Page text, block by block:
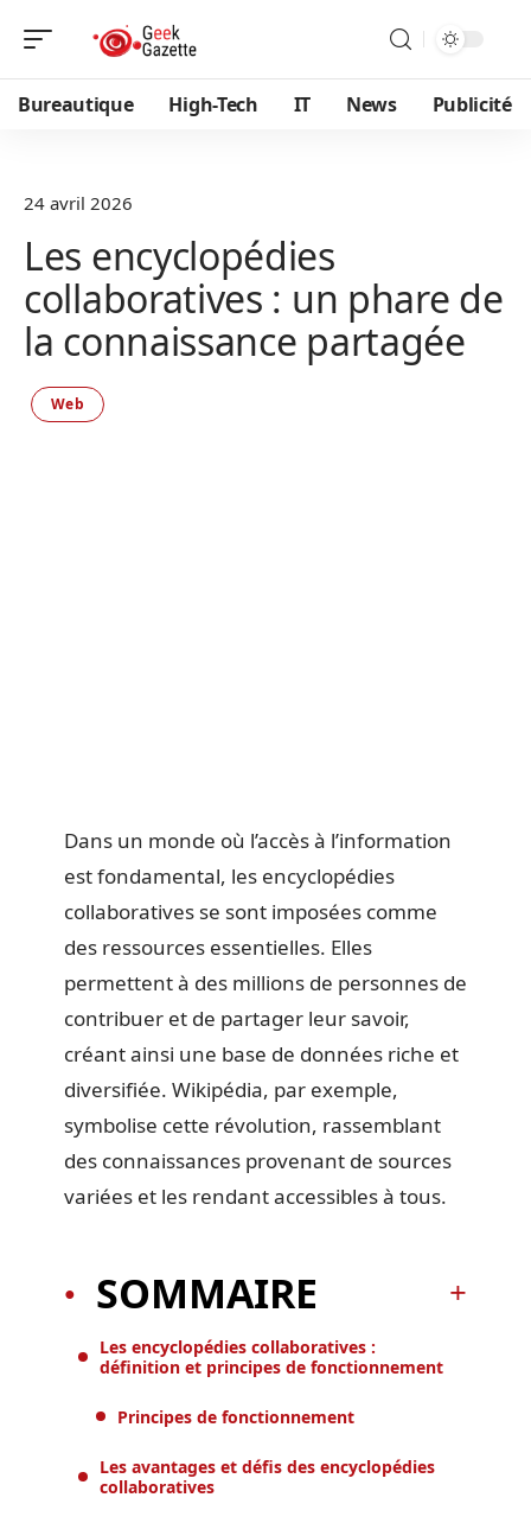
Bureautique High-Tech IT News Publicité
24 avril 2026
Les encyclopédies
collaboratives : un phare de
la connaissance partagée
Web
Dans un monde où l’accès à l’information
est fondamental, les encyclopédies
collaboratives se sont imposées comme
des ressources essentielles. Elles
permettent à des millions de personnes de
contribuer et de partager leur savoir,
créant ainsi une base de données riche et
diversifiée. Wikipédia, par exemple,
symbolise cette révolution, rassemblant
des connaissances provenant de sources
variées et les rendant accessibles à tous.
SOMMAIRE
Les encyclopédies collaboratives :
définition et principes de fonctionnement
Principes de fonctionnement
Les avantages et défis des encyclopédies
collaboratives